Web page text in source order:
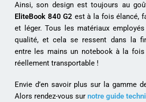
Ainsi, son design est toujours au
EliteBook 840 G2 est à la fois élancé,
et léger. Tous les matériaux employés
qualité, et cela se ressent dans la
entre les mains un notebook à la
réellement transportable !
Envie d’en savoir plus sur la gamme
Alors rendez-vous sur notre guide